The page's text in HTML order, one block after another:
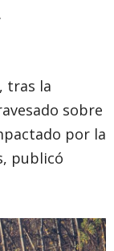
tras la
sobre
por la
publicó